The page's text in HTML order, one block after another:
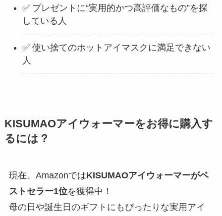
✅ プレゼントに“実用的かつ高評価なもの”を探
している人
✅ 使い捨てのホットアイマスクに満足できない
人
KISUMAOアイウォーマーをお得に購入す
るには？
現在、AmazonではKISUMAOアイウォーマーがベ
ストセラー1位を獲得中！
母の日や誕生日のギフトにもぴったりな実用アイ